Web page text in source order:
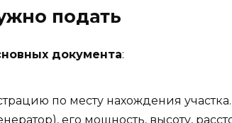
подать
документа:
по месту нахождения
его мощность, высоту,